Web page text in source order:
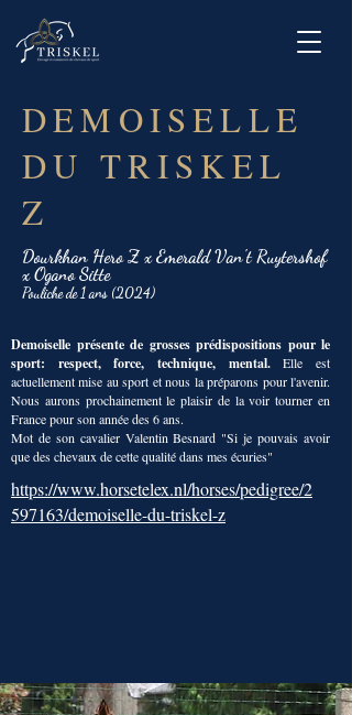
DEMOISELLE
DU TRISKEL
Z
Dourkhan Hero Z x Emerald Van't Ruytershof
x Ogano Sitte
Pouliche de 1 ans (2024)
Demoiselle présente de grosses prédispositions pour le
sport: respect, force, technique, mental.Elle est
actuellement mise au sport et nous la préparons pour l'avenir.
Nous aurons prochainement le plaisir de la voir tourner en
France pour son année des 6 ans.
Mot de son cavalier Valentin Besnard "Si je pouvais avoir
que des chevaux de cette qualité dans mes écuries"
https://www.horsetelex.nl/horses/pedigree/2
597163/demoiselle-du-triskel-z